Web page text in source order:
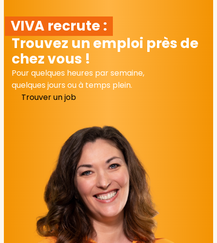
VIVA recrute :
Trouvez un emploi près de
chez vous !
Pour quelques heures par semaine,
quelques jours ou à temps plein.
Trouver un job